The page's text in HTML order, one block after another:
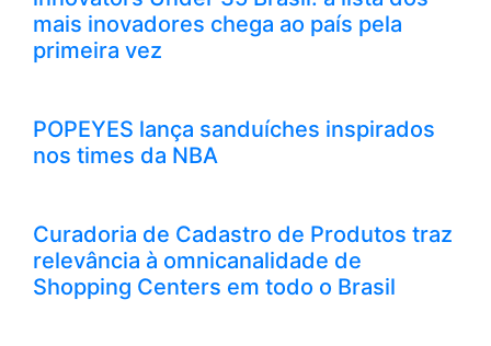
mais inovadores chega ao país pela
primeira vez
POPEYES lança sanduíches inspirados
nos times da NBA
Curadoria de Cadastro de Produtos traz
relevância à omnicanalidade de
Shopping Centers em todo o Brasil